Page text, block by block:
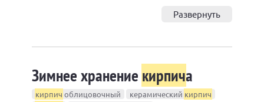
Развернуть
Зимнее хранение кирпича
кирпич облицовочный керамический кирпич